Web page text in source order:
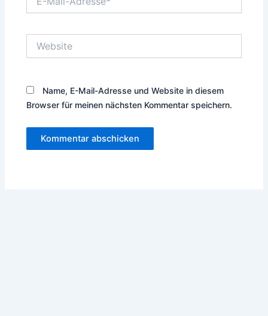
Mail-
Name, E-Mail-Adresse und Website in diesem
Browser für meinen nächsten Kommentar speichern.